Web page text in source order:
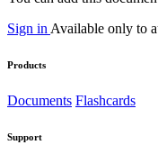
Sign in Available only to
Products
Documents Flashcards
Support